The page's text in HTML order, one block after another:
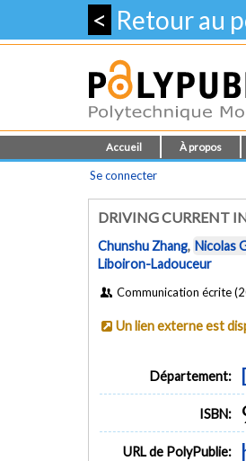
< Retour au
Accueil À propos
Se connecter
DRIVING CURRENT
Chunshu Zhang, Nicolas
Liboiron-Ladouceur
Communication écrite
Un lien externe est
Département:
ISBN:
URL de PolyPublie: